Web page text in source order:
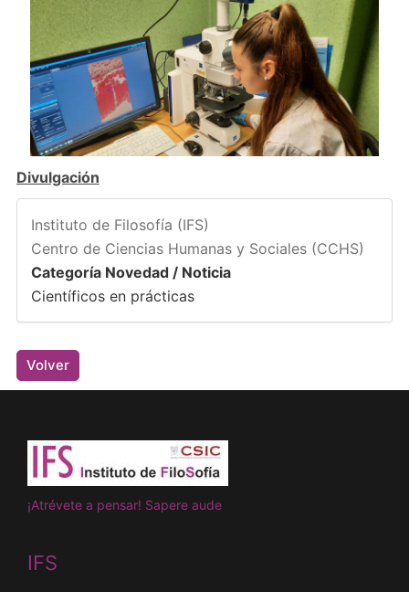
Divulgación
Instituto de Filosofía (IFS)
Centro de Ciencias Humanas y Sociales (CCHS)
Categoría Novedad / Noticia
Científicos en prácticas
Volver
¡Atrévete a pensar! Sapere aude
IFS